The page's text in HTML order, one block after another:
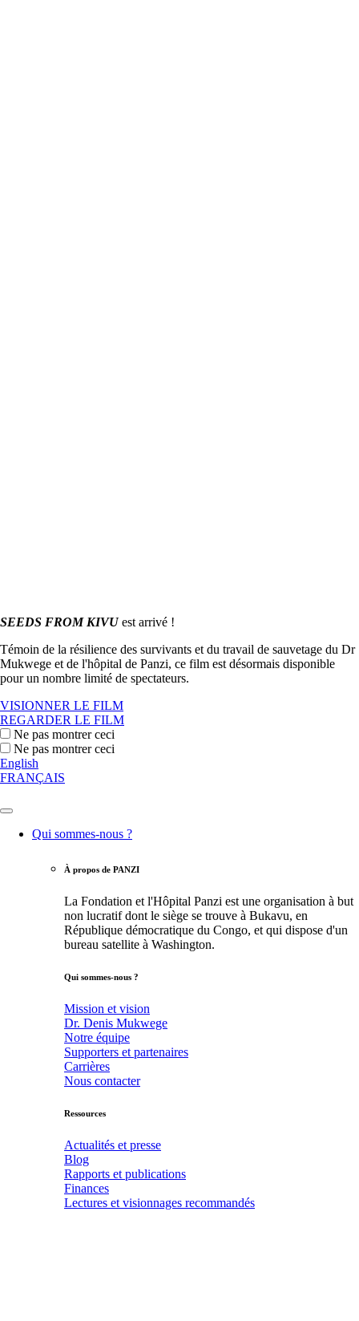
SEEDS FROM KIVUest arrivé !
Témoin de la résilience des survivants et du travail de sauvetage du Dr
Mukwege et de l'hôpital de Panzi, ce film est désormais disponible
pour un nombre limité de spectateurs.
VISIONNER LE FILM
REGARDER LE FILM
Ne pas montrer ceci
Ne pas montrer ceci
English
FRANÇAIS
Qui sommes-nous ?
À propos de PANZI
La Fondation et l'Hôpital Panzi est une organisation à but
non lucratif dont le siège se trouve à Bukavu, en
République démocratique du Congo, et qui dispose d'un
bureau satellite à Washington.
Qui sommes-nous ?
Mission et vision
Dr. Denis Mukwege
Notre équipe
Supporters et partenaires
Carrières
Nous contacter
Ressources
Actualités et presse
Blog
Rapports et publications
Finances
Lectures et visionnages recommandés